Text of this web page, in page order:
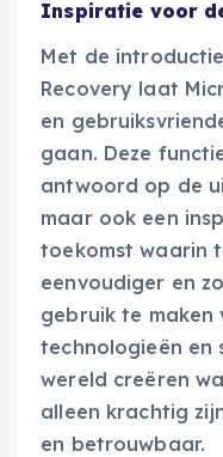
Inspiratie voor
Met de
Recovery laat
en
gaan. Deze
antwoord op de
maar ook een
toekomst waarin
eenvoudiger en
gebruik te maken
technologieën en
wereld creëren
alleen krachtig
en betrouwbaar.